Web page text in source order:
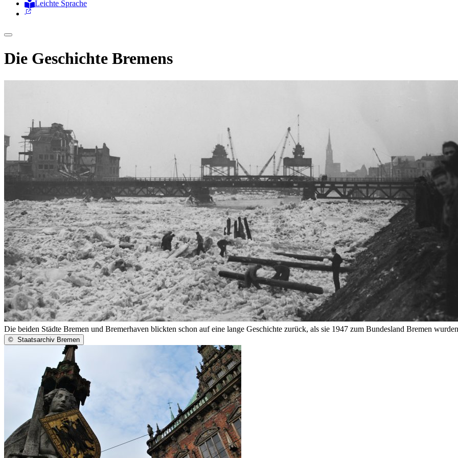
Leichte Sprache
Zur Deutschen Gebärdensprache
Die Geschichte Bremens
Die beiden Städte Bremen und Bremerhaven blickten schon auf eine lange Geschichte zurück, als sie 1947 zum Bundesland Bremen
© Staatsarchiv Bremen